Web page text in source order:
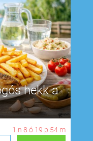
hekk a
1 n 8 ó 19 p 53 m